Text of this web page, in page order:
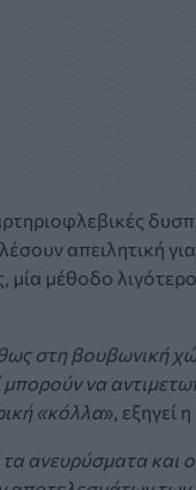
απειλητική
μία μέθοδο
στη βουβωνική
μπορούν να
«κόλλα», εξηγεί
ανευρύσματα και